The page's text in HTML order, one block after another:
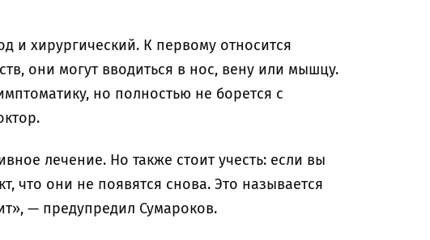
и хирургический. К первому относится
они могут вводиться в нос, вену или мышцу.
но полностью не борется с
лечение. Но также стоит учесть: если вы
что они не появятся снова. Это называется
— предупредил Сумароков.